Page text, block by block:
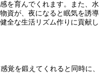
を育んでくれます。また、水
資が、夜になると眠気を誘導
全な生活リズム作りに貢献し
覚を鍛えてくれると同時に、